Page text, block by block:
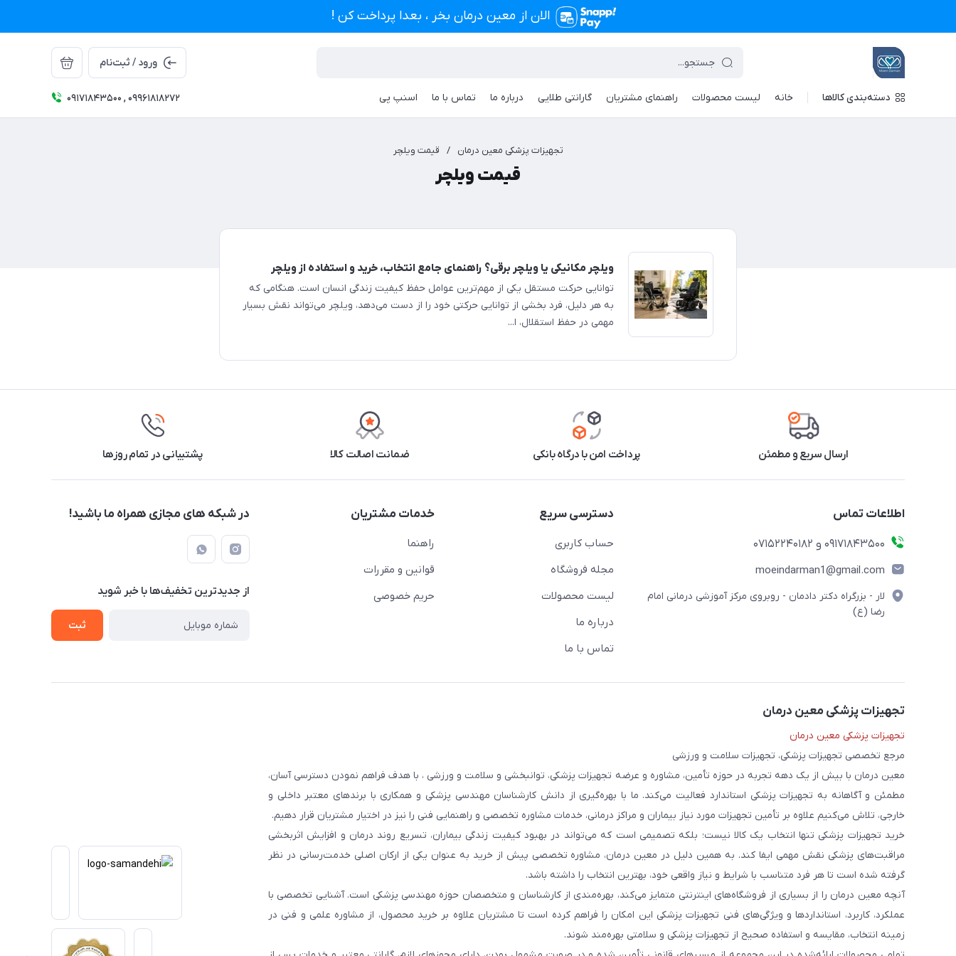
الان از معین درمان بخر ، بعدا پرداخت کن !
ورود / ثبت‌نام
دسته‌بندی کالاها خانه لیست محصولات راهنمای مشتریان گارانتی طلایی درباره ما تماس با ما اسنپ پی 09171843500 , 09961818272
تجهیزات پزشکی معین درمان / قیمت ویلچر
قیمت ویلچر
ویلچر مکانیکی یا ویلچر برقی؟ راهنمای جامع انتخاب، خرید و استفاده از ویلچر
توانایی حرکت مستقل یکی از مهم‌ترین عوامل حفظ کیفیت زندگی انسان است. هنگامی که
به هر دلیل، فرد بخشی از توانایی حرکتی خود را از دست می‌دهد، ویلچر می‌تواند نقش بسیار
مهمی در حفظ استقلال، ا...
ارسال سریع و مطمئن پرداخت امن با درگاه بانکی ضمانت اصالت کالا پشتیبانی در تمام روزها
اطلاعات تماس
09171843500 و 07152240182
moeindarman1@gmail.com
لار - بزرگراه دکتر دادمان - روبروی مرکز آموزشی درمانی امام
رضا (ع)
دسترسی سریع
حساب کاربری
مجله فروشگاه
لیست محصولات
درباره ما
تماس با ما
خدمات مشتریان
راهنما
قوانین و مقررات
حریم خصوصی
در شبکه های مجازی همراه ما باشید!
از جدید‌ترین تخفیف‌ها با‌ خبر شوید
ثبت
تجهیزات پزشکی معین درمان
تجهیزات پزشکی معین درمان
مرجع تخصصی تجهیزات پزشکی، تجهیزات سلامت و ورزشی
معین درمان با بیش از یک دهه تجربه در حوزه تأمین، مشاوره و عرضه تجهیزات پزشکی، توانبخشی و سلامت و ورزشی ، با هدف فراهم نمودن دسترسی آسان،
مطمئن و آگاهانه به تجهیزات پزشکی استاندارد فعالیت می‌کند. ما با بهره‌گیری از دانش کارشناسان مهندسی پزشکی و همکاری با برندهای معتبر داخلی و
خارجی، تلاش می‌کنیم علاوه بر تأمین تجهیزات مورد نیاز بیماران و مراکز درمانی، خدمات مشاوره تخصصی و راهنمایی فنی را نیز در اختیار مشتریان قرار دهیم.
خرید تجهیزات پزشکی تنها انتخاب یک کالا نیست؛ بلکه تصمیمی است که می‌تواند در بهبود کیفیت زندگی بیماران، تسریع روند درمان و افزایش اثربخشی
مراقبت‌های پزشکی نقش مهمی ایفا کند. به همین دلیل در معین درمان، مشاوره تخصصی پیش از خرید به عنوان یکی از ارکان اصلی خدمت‌رسانی در نظر
گرفته شده است تا هر فرد متناسب با شرایط و نیاز واقعی خود، بهترین انتخاب را داشته باشد.
آنچه معین درمان را از بسیاری از فروشگاه‌های اینترنتی متمایز می‌کند، بهره‌مندی از کارشناسان و متخصصان حوزه مهندسی پزشکی است. آشنایی تخصصی با
عملکرد، کاربرد، استانداردها و ویژگی‌های فنی تجهیزات پزشکی این امکان را فراهم کرده است تا مشتریان علاوه بر خرید محصول، از مشاوره علمی و فنی در
زمینه انتخاب، مقایسه و استفاده صحیح از تجهیزات پزشکی و سلامتی بهره‌مند شوند.